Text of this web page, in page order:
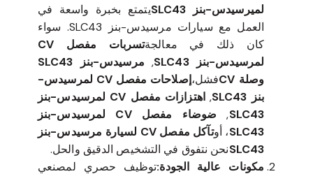
لميرسيدس-بنز SLC43
يتمتع بخبرة واسعة في
العمل مع سيارات مرسيدس-بنز SLC43. سواء
كان ذلك في معالجة
تسربات مفصل CV
لمرسيدس-بنز SLC43
,
مرسيدس-بنز SLC43
وصلة CV
فشل،
إصلاحات مفصل CV لمرسيدس-
بنز SLC43
,
اهتزازات مفصل CV لمرسيدس-بنز
SLC43
,
ضوضاء مفصل CV لمرسيدس-بنز
SLC43، أو
تآكل مفصل CV لسيارة مرسيدس-بنز
SLC43نحن نتفوق في التشخيص الدقيق والحل.
مكونات عالية الجودة:توظيف حصري لمصنعي